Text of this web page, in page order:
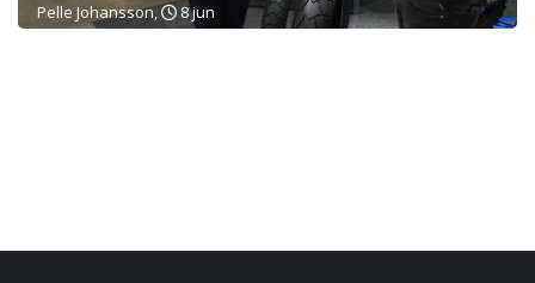
Pelle Johansson, 8 jun